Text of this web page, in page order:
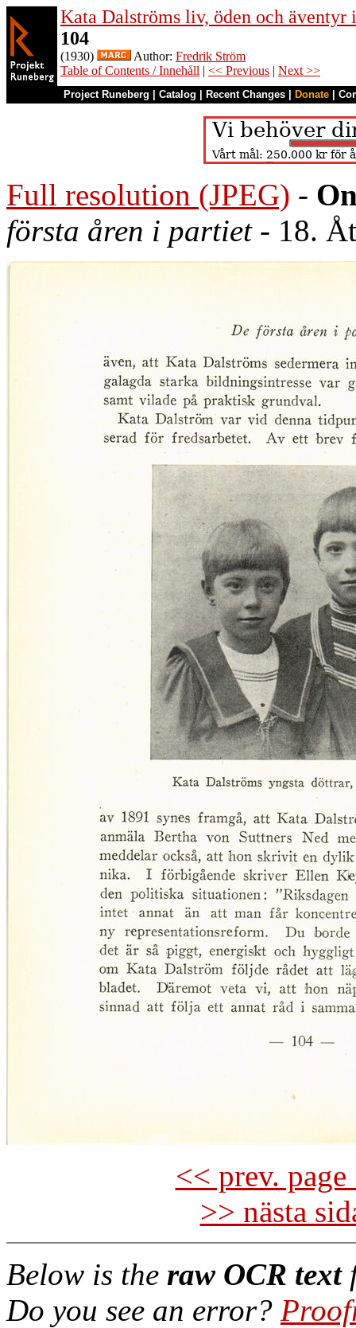
Kata Dalströms liv, öden och
104
(1930) Author: Fredrik Ström
Table of Contents / Innehåll | << Previous | Next >>
Project Runeberg Catalog Recent Changes Donate
Full resolution (JPEG) -
första åren i partiet- 18.
<< prev.
>> nästa
Below is the raw OCR text
Do you see an error?